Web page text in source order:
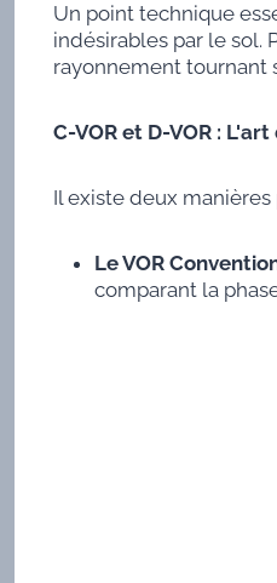
Un point technique
indésirables par le sol.
rayonnement tournant
C-VOR et D-VOR :
Il existe deux
Le VOR
comparant la